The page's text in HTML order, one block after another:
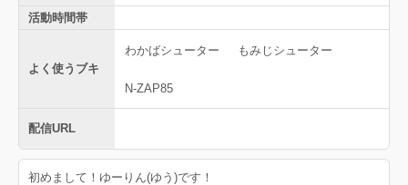
活動時間帯
よく使うブキ
わかばシューター もみじシューター
N-ZAP85
配信URL
初めまして！ゆーりん(ゆう)です！